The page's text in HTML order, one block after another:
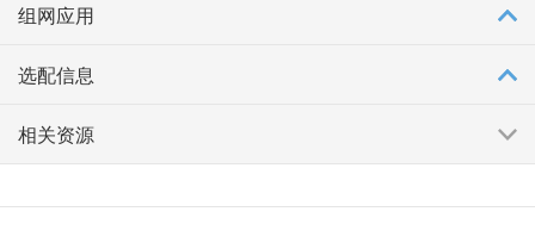
组网应用
选配信息
相关资源